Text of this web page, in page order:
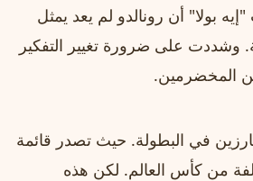
بولا" أن رونالدو لم يعد يمثل
وشددت على ضرورة تغيير التفكير
المخضرمين.
في البطولة. حيث تصدر قائمة
من كأس العالم. لكن هذه